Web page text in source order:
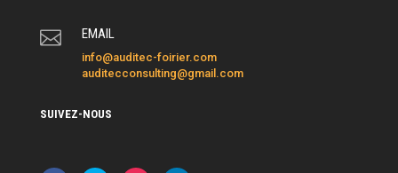
 EMAIL
info@auditec-foirier.com
auditecconsulting@gmail.com
SUIVEZ-NOUS